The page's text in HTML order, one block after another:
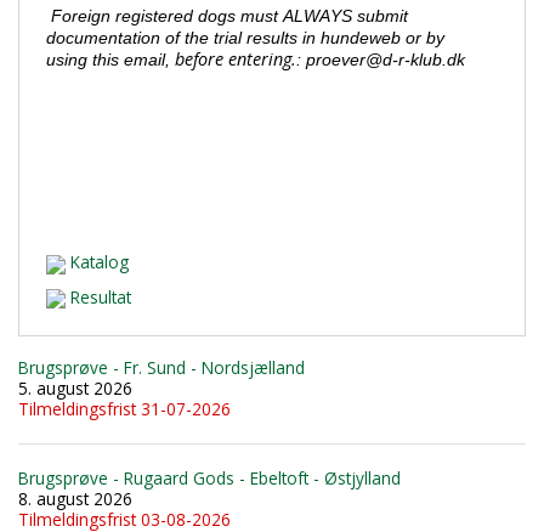
Foreign registered dogs must ALWAYS submit
documentation of the trial results in hundeweb or by
usingthis email, before entering.: proever@d-r-klub.dk
Katalog
Resultat
Brugsprøve - Fr. Sund - Nordsjælland
5. august 2026
Tilmeldingsfrist 31-07-2026
Brugsprøve - Rugaard Gods - Ebeltoft - Østjylland
8. august 2026
Tilmeldingsfrist 03-08-2026